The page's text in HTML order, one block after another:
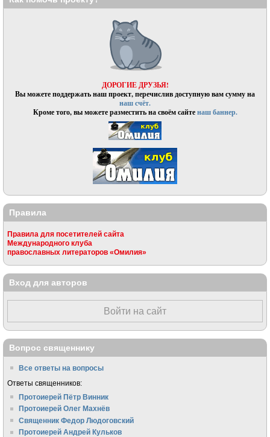
ДОРОГИЕ ДРУЗЬЯ!
Вы можете поддержать наш проект, перечислив доступную вам сумму на
наш счёт.
Кроме того, вы можете разместить на своём сайтенаш баннер.
Правила
Правила для посетителей сайта
Международного клуба
православных литераторов «Омилия»
Вход для авторов
Войти на сайт
Вопрос священнику
Все ответы на вопросы
Ответы священников:
Протоиерей Пётр Винник
Протоиерей Олег Махнёв
Священник Федор Людоговский
Протоиерей Андрей Кульков